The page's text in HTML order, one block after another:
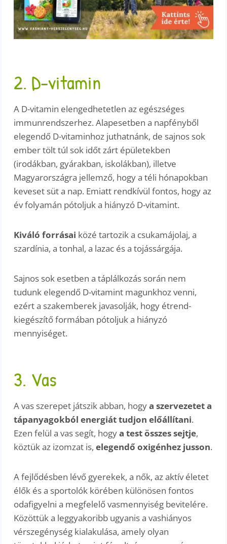
2. D-vitamin
A D-vitamin elengedhetetlen az egészséges
immunrendszerhez. Alapesetben a napfényből
elegendő D-vitaminhoz juthatnánk, de sajnos sok
ember tölt túl sok időt zárt épületekben
(irodákban, gyárakban, iskolákban), illetve
Magyarországra jellemző, hogy a téli hónapokban
keveset süt a nap. Emiatt rendkívül fontos, hogy az
év folyamán pótoljuk a hiányzó D-vitamint.
Kiváló forrásai közé tartozik a csukamájolaj, a
szardínia, a tonhal, a lazac és a tojássárgája.
Sajnos sok esetben a táplálkozás során nem
tudunk elegendő D-vitamint magunkhoz venni,
ezért a szakemberek javasolják, hogy étrend-
kiegészítő formában pótoljuk a hiányzó
mennyiséget.
3. Vas
A vas szerepet játszik abban, hogya szervezetet a
tápanyagokból energiát tudjon előállítani.
Ezen felül a vas segít, hogya test összes sejtje,
köztük az izomzat is,elegendő oxigénhez jusson.
A fejlődésben lévő gyerekek, a nők, az aktív életet
élők és a sportolók körében különösen fontos
odafigyelni a megfelelő vasmennyiség bevitelére.
Közöttük a leggyakoribb ugyanis a vashiányos
vérszegénység kialakulása, amely olyan